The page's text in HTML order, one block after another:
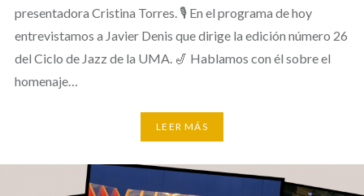
presentadora Cristina Torres. 🎙 En el programa de hoy
entrevistamos a Javier Denis que dirige la edición número 26
del Ciclo de Jazz de la UMA. 🎷 Hablamos con él sobre el
homenaje…
LEER MÁS